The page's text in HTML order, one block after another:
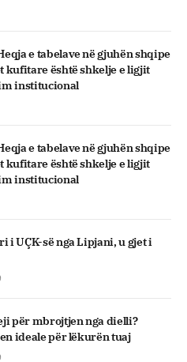
e tabelave në gjuhën shqipe
kufitare është shkelje e ligjit
institucional
e tabelave në gjuhën shqipe
kufitare është shkelje e ligjit
institucional
i UÇK-së nga Lipjani, u gjet i
për mbrojtjen nga dielli?
ideale për lëkurën tuaj